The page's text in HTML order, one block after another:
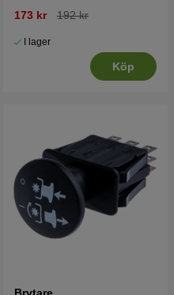
173 kr 192 kr
I lager
Köp